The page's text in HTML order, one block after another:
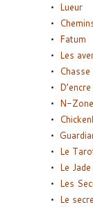
Lueur
Fatum
Les
N-
Le
Le
Les
Le